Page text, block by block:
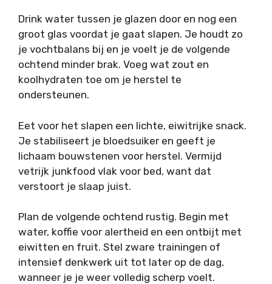
Drink water tussen je glazen door en nog een
groot glas voordat je gaat slapen. Je houdt zo
je vochtbalans bij en je voelt je de volgende
ochtend minder brak. Voeg wat zout en
koolhydraten toe om je herstel te
ondersteunen.
Eet voor het slapen een lichte, eiwitrijke snack.
Je stabiliseert je bloedsuiker en geeft je
lichaam bouwstenen voor herstel. Vermijd
vetrijk junkfood vlak voor bed, want dat
verstoort je slaap juist.
Plan de volgende ochtend rustig. Begin met
water, koffie voor alertheid en een ontbijt met
eiwitten en fruit. Stel zware trainingen of
intensief denkwerk uit tot later op de dag,
wanneer je je weer volledig scherp voelt.